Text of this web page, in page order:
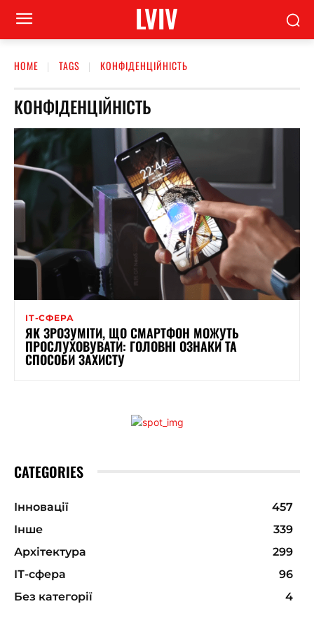
LVIV
HOME TAGS КОНФІДЕНЦІЙНІСТЬ
КОНФІДЕНЦІЙНІСТЬ
ІТ-СФЕРА
ЯК ЗРОЗУМІТИ, ЩО СМАРТФОН МОЖУТЬ
ПРОСЛУХОВУВАТИ: ГОЛОВНІ ОЗНАКИ ТА
СПОСОБИ ЗАХИСТУ
CATEGORIES
Інновації
457
Інше
339
Архітектура
299
ІТ-сфера
96
Без категорії
4